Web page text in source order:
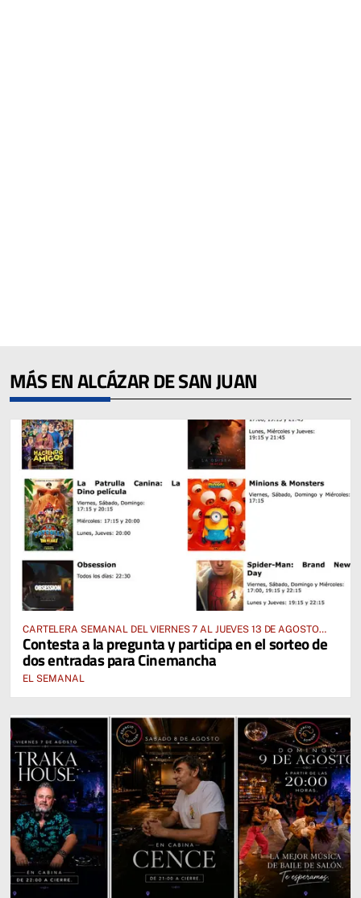
MÁS EN ALCÁZAR DE SAN JUAN
CARTELERA SEMANAL DEL VIERNES 7 AL JUEVES 13 DE AGOSTO
2026
Contesta a la pregunta y participa en el sorteo de
dos entradas para Cinemancha
EL SEMANAL